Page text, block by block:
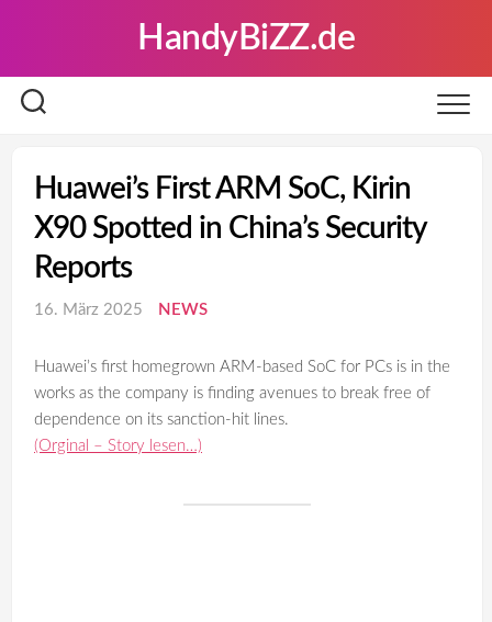
HandyBiZZ.de
Huawei’s First ARM SoC, Kirin
X90 Spotted in China’s Security
Reports
16. März 2025 NEWS
Huawei’s first homegrown ARM-based SoC for PCs is in the
works as the company is finding avenues to break free of
dependence on its sanction-hit lines.
(Orginal – Story lesen…)